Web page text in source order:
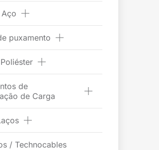
puxamento
de
de Carga
/ Technocables